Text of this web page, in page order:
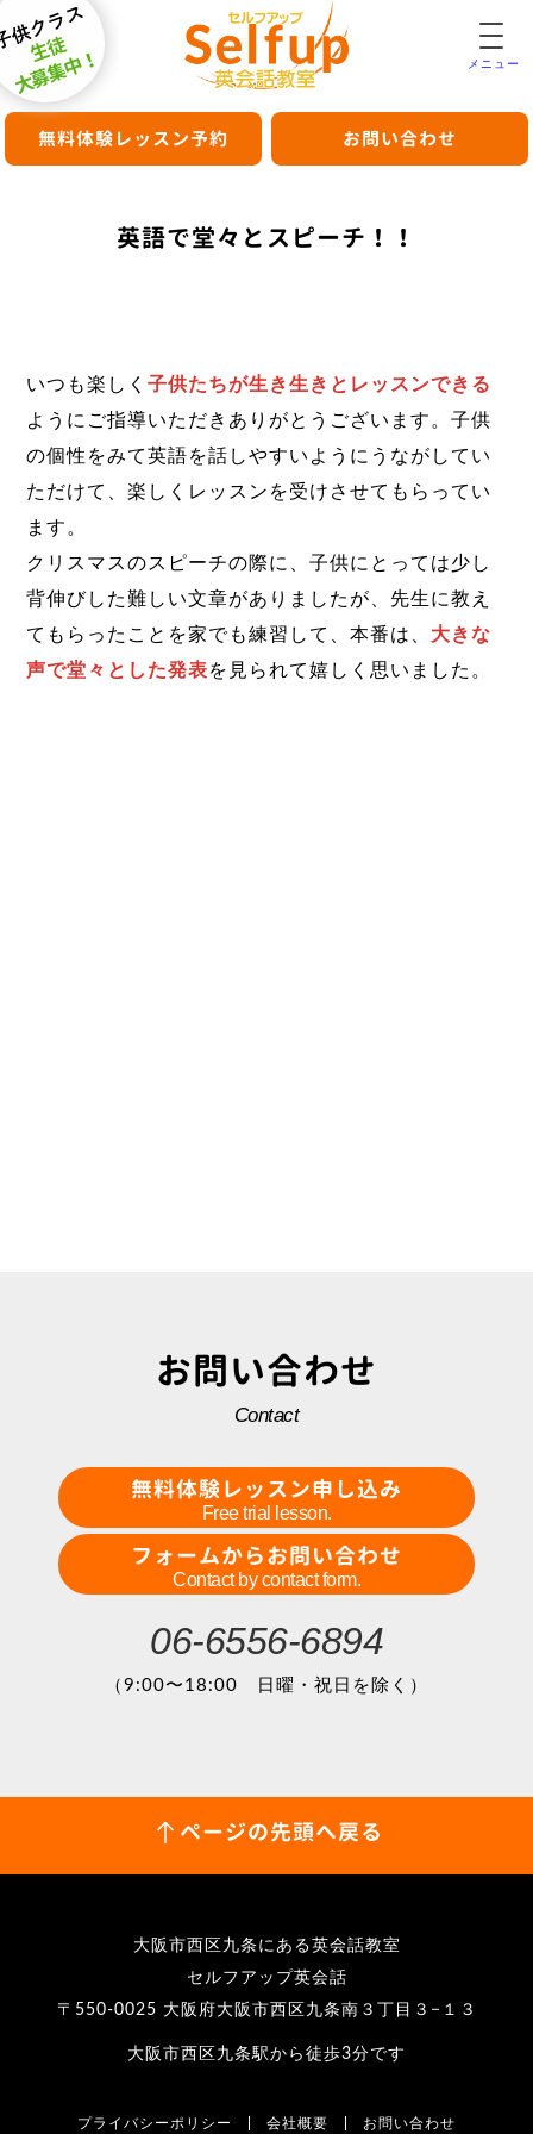
供クラス
生徒
大募集中！ メニュー
無料体験レッスン予約 お問い合わせ
英語で堂々とスピーチ！！
いつも楽しく子供たちが生き生きとレッスンできる
ようにご指導いただきありがとうございます。子供
の個性をみて英語を話しやすいようにうながしてい
ただけて、楽しくレッスンを受けさせてもらってい
ます。
クリスマスのスピーチの際に、子供にとっては少し
背伸びした難しい文章がありましたが、先生に教え
てもらったことを家でも練習して、本番は、 大きな
声で堂々とした発表を見られて嬉しく思いました。
お問い合わせ
Contact
無料体験レッスン申し込み
Free trial lesson.
フォームからお問い合わせ
Contact by contact form.
06-6556-6894
（9:00〜18:00 日曜・祝日を除く）
ページの先頭へ戻る
大阪市西区九条にある英会話教室
セルフアップ英会話
〒550-0025 大阪府大阪市西区九条南３丁目３−１３
大阪市西区九条駅から徒歩3分です
プライバシーポリシー 会社概要 お問い合わせ